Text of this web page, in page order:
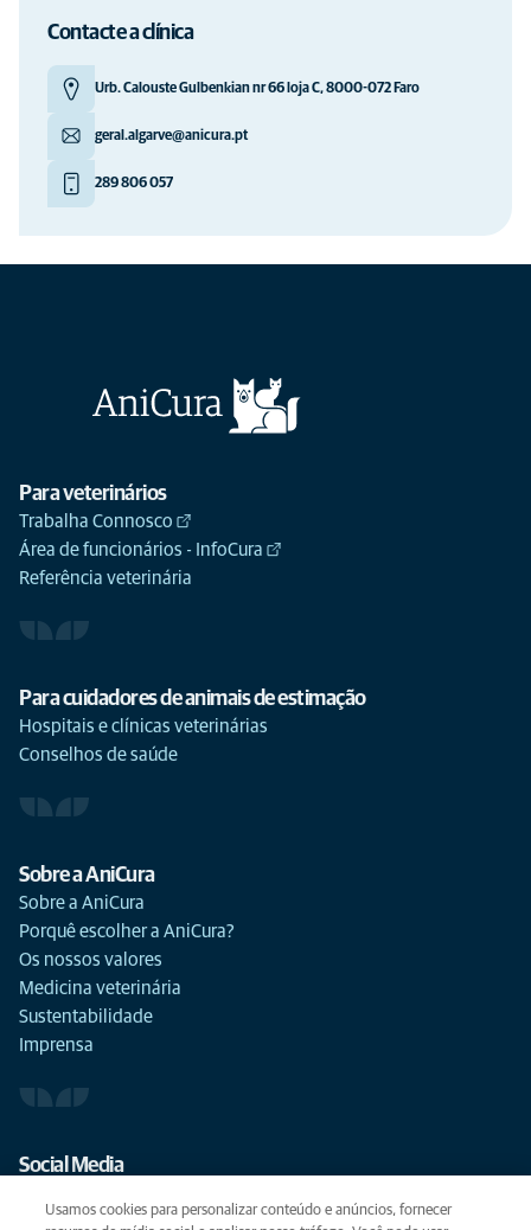
Contacte a clínica
Urb. Calouste Gulbenkian nr 66 loja C, 8000-072 Faro
geral.algarve@anicura.pt
289 806 057
Para veterinários
Trabalha Connosco
Área de funcionários - InfoCura
Referência veterinária
Para cuidadores de animais de estimação
Hospitais e clínicas veterinárias
Conselhos de saúde
Sobre a AniCura
Sobre a AniCura
Porquê escolher a AniCura?
Os nossos valores
Medicina veterinária
Sustentabilidade
Imprensa
Social Media
Usamos cookies para personalizar conteúdo e anúncios, fornecer